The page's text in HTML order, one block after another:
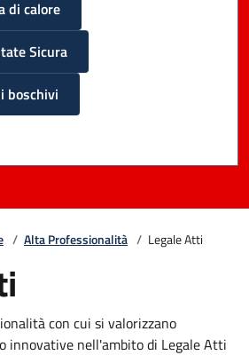
di calore
Sicura
boschivi
/ Alta Professionalità / Legale Atti
con cui si valorizzano
innovative nell'ambito di Legale Atti